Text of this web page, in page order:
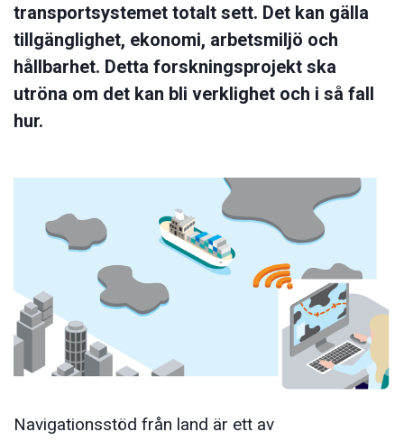
transportsystemet totalt sett. Det kan gälla
tillgänglighet, ekonomi, arbetsmiljö och
hållbarhet. Detta forskningsprojekt ska
utröna om det kan bli verklighet och i så fall
hur.
Navigationsstöd från land är ett av